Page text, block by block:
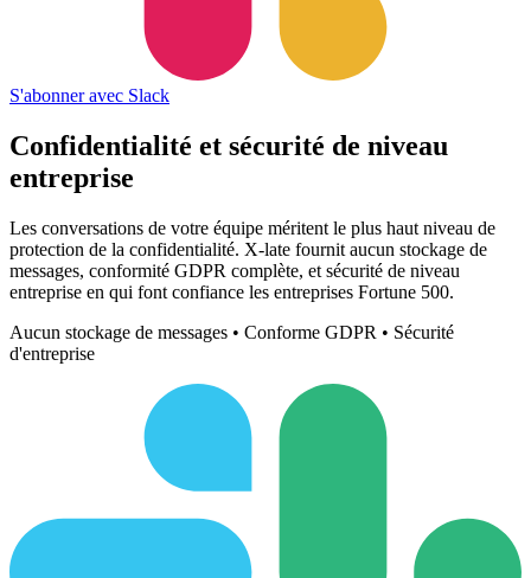
S'abonner avec Slack
Confidentialité et sécurité de niveau
entreprise
Les conversations de votre équipe méritent le plus haut niveau de
protection de la confidentialité. X-late fournit aucun stockage de
messages, conformité GDPR complète, et sécurité de niveau
entreprise en qui font confiance les entreprises Fortune 500.
Aucun stockage de messages • Conforme GDPR • Sécurité
d'entreprise